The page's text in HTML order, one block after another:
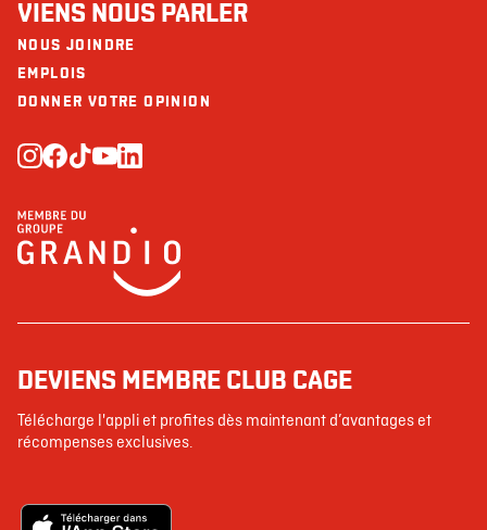
VIENS NOUS PARLER
NOUS JOINDRE
EMPLOIS
DONNER VOTRE OPINION
DEVIENS MEMBRE CLUB CAGE
Télécharge l'appli et profites dès maintenant d’avantages et
récompenses exclusives.